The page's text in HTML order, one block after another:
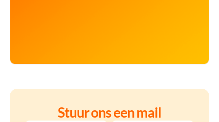
Stuur ons een mail